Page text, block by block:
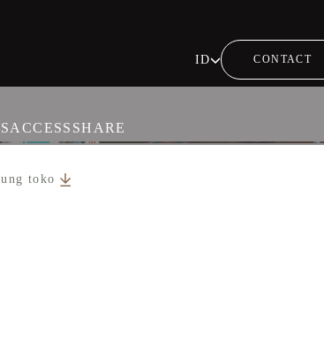
ID CONTACT
ACCESS SHARE
toko